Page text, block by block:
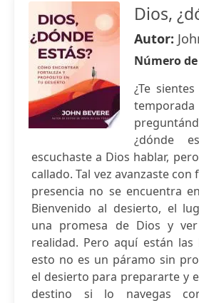
Dios,
Autor:
Número
¿Te
¿dónde
escuchaste a Dios hablar,
callado. Tal vez avanzaste
presencia no se encuentra
Bienvenido al desierto, el
una promesa de Dios y
realidad. Pero aquí están las
esto no es un páramo sin
el desierto para prepararte y
destino si lo navegas